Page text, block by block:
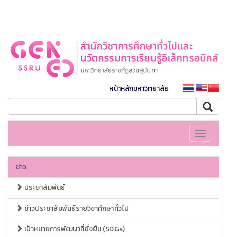
หน้าหลักมหาวิทยาลัย
Toggle
ข่าว
ประชาสัมพันธ์
ข่าวประชาสัมพันธ์รายวิชาศึกษาทั่วไป
เป้าหมายการพัฒนาที่ยั่งยืน (SDGs)